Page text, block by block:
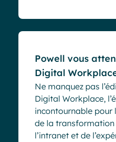
Powell vous
Digital
Ne manquez pas
Digital Workplace,
incontournable pour
de la
l’intranet et de